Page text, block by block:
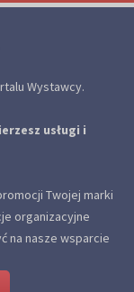
Wystawcy.
usługi i
Twojej marki
organizacyjne
na nasze wsparcie